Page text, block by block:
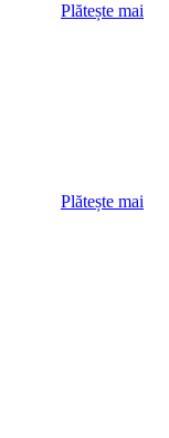
Plătește mai
Plătește mai